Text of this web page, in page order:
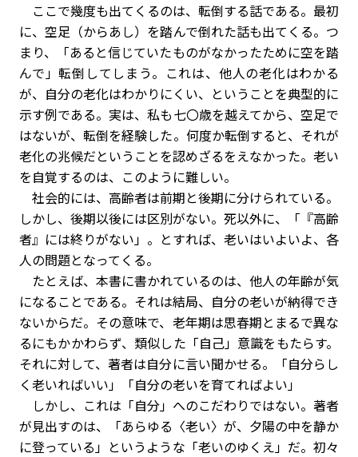
ここで幾度も出てくるのは、転倒する話である。最初
に、空足（からあし）を踏んで倒れた話も出てくる。つ
まり、「あると信じていたものがなかったために空を踏
んで」転倒してしまう。これは、他人の老化はわかる
が、自分の老化はわかりにくい、ということを典型的に
示す例である。実は、私も七〇歳を越えてから、空足で
はないが、転倒を経験した。何度か転倒すると、それが
老化の兆候だということを認めざるをえなかった。老い
を自覚するのは、このように難しい。
社会的には、高齢者は前期と後期に分けられている。
しかし、後期以後には区別がない。死以外に、「『高齢
者』には終りがない」。とすれば、老いはいよいよ、各
人の問題となってくる。
たとえば、本書に書かれているのは、他人の年齢が気
になることである。それは結局、自分の老いが納得でき
ないからだ。その意味で、老年期は思春期とまるで異な
るにもかかわらず、類似した「自己」意識をもたらす。
それに対して、著者は自分に言い聞かせる。「自分らし
く老いればいい」「自分の老いを育てればよい」
しかし、これは「自分」へのこだわりではない。著者
が見出すのは、「あらゆる〈老い〉が、夕陽の中を静か
に登っている」というような「老いのゆくえ」だ。初々